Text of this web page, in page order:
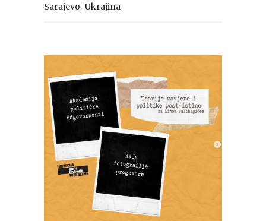
Sarajevo, Ukrajina